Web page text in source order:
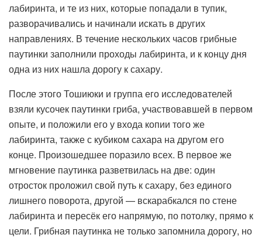
лабиринта, и те из них, которые попадали в тупик,
разворачивались и начинали искать в других
направлениях. В течение нескольких часов грибные
паутинки заполнили проходы лабиринта, и к концу дня
одна из них нашла дорогу к сахару.
После этого Тошиюки и группа его исследователей
взяли кусочек паутинки гриба, участвовавшей в первом
опыте, и положили его у входа копии того же
лабиринта, также с кубиком сахара на другом его
конце. Произошедшее поразило всех. В первое же
мгновение паутинка разветвилась на две: один
отросток проложил свой путь к сахару, без единого
лишнего поворота, другой — вскарабкался по стене
лабиринта и пересёк его напрямую, по потолку, прямо к
цели. Грибная паутинка не только запомнила дорогу, но